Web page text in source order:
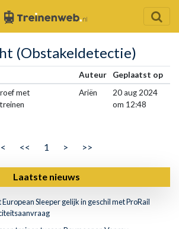
(Obstakeldetectie)
Auteur
Geplaatst op
met
Ariën
20 aug 2024
om 12:48
< << 1 > >>
Laatste nieuws
Sleeper gelijk in geschil met ProRail